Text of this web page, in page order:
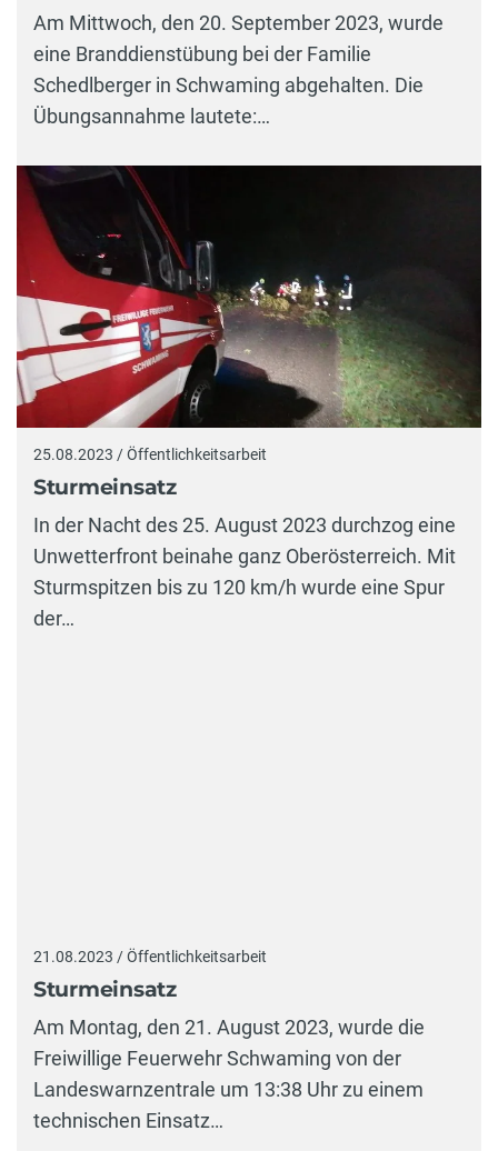
Am Mittwoch, den 20. September 2023, wurde
eine Branddienstübung bei der Familie
Schedlberger in Schwaming abgehalten. Die
Übungsannahme lautete:…
25.08.2023 / Öffentlichkeitsarbeit
Sturmeinsatz
In der Nacht des 25. August 2023 durchzog eine
Unwetterfront beinahe ganz Oberösterreich. Mit
Sturmspitzen bis zu 120 km/h wurde eine Spur
der…
21.08.2023 / Öffentlichkeitsarbeit
Sturmeinsatz
Am Montag, den 21. August 2023, wurde die
Freiwillige Feuerwehr Schwaming von der
Landeswarnzentrale um 13:38 Uhr zu einem
technischen Einsatz…